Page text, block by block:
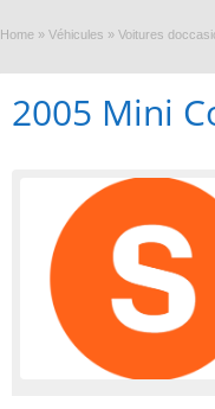
Home » Véhicules » Voitures
2005 Mini